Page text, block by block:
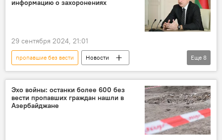
информацию о захоронениях
29 сентября 2024, 21:01
пропавшие без вести
Новости
Азербайджан
Ильхам Алиев
Президент
Армения
Этническая чистка
Захоронение
Еще 8
Эхо войны: останки более 600 без
вести пропавших граждан нашли в
Азербайджане